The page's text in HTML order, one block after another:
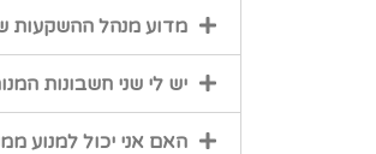
מדוע מנהל ההשקעות
יש לי שני חשבונות
האם אני יכול למנוע